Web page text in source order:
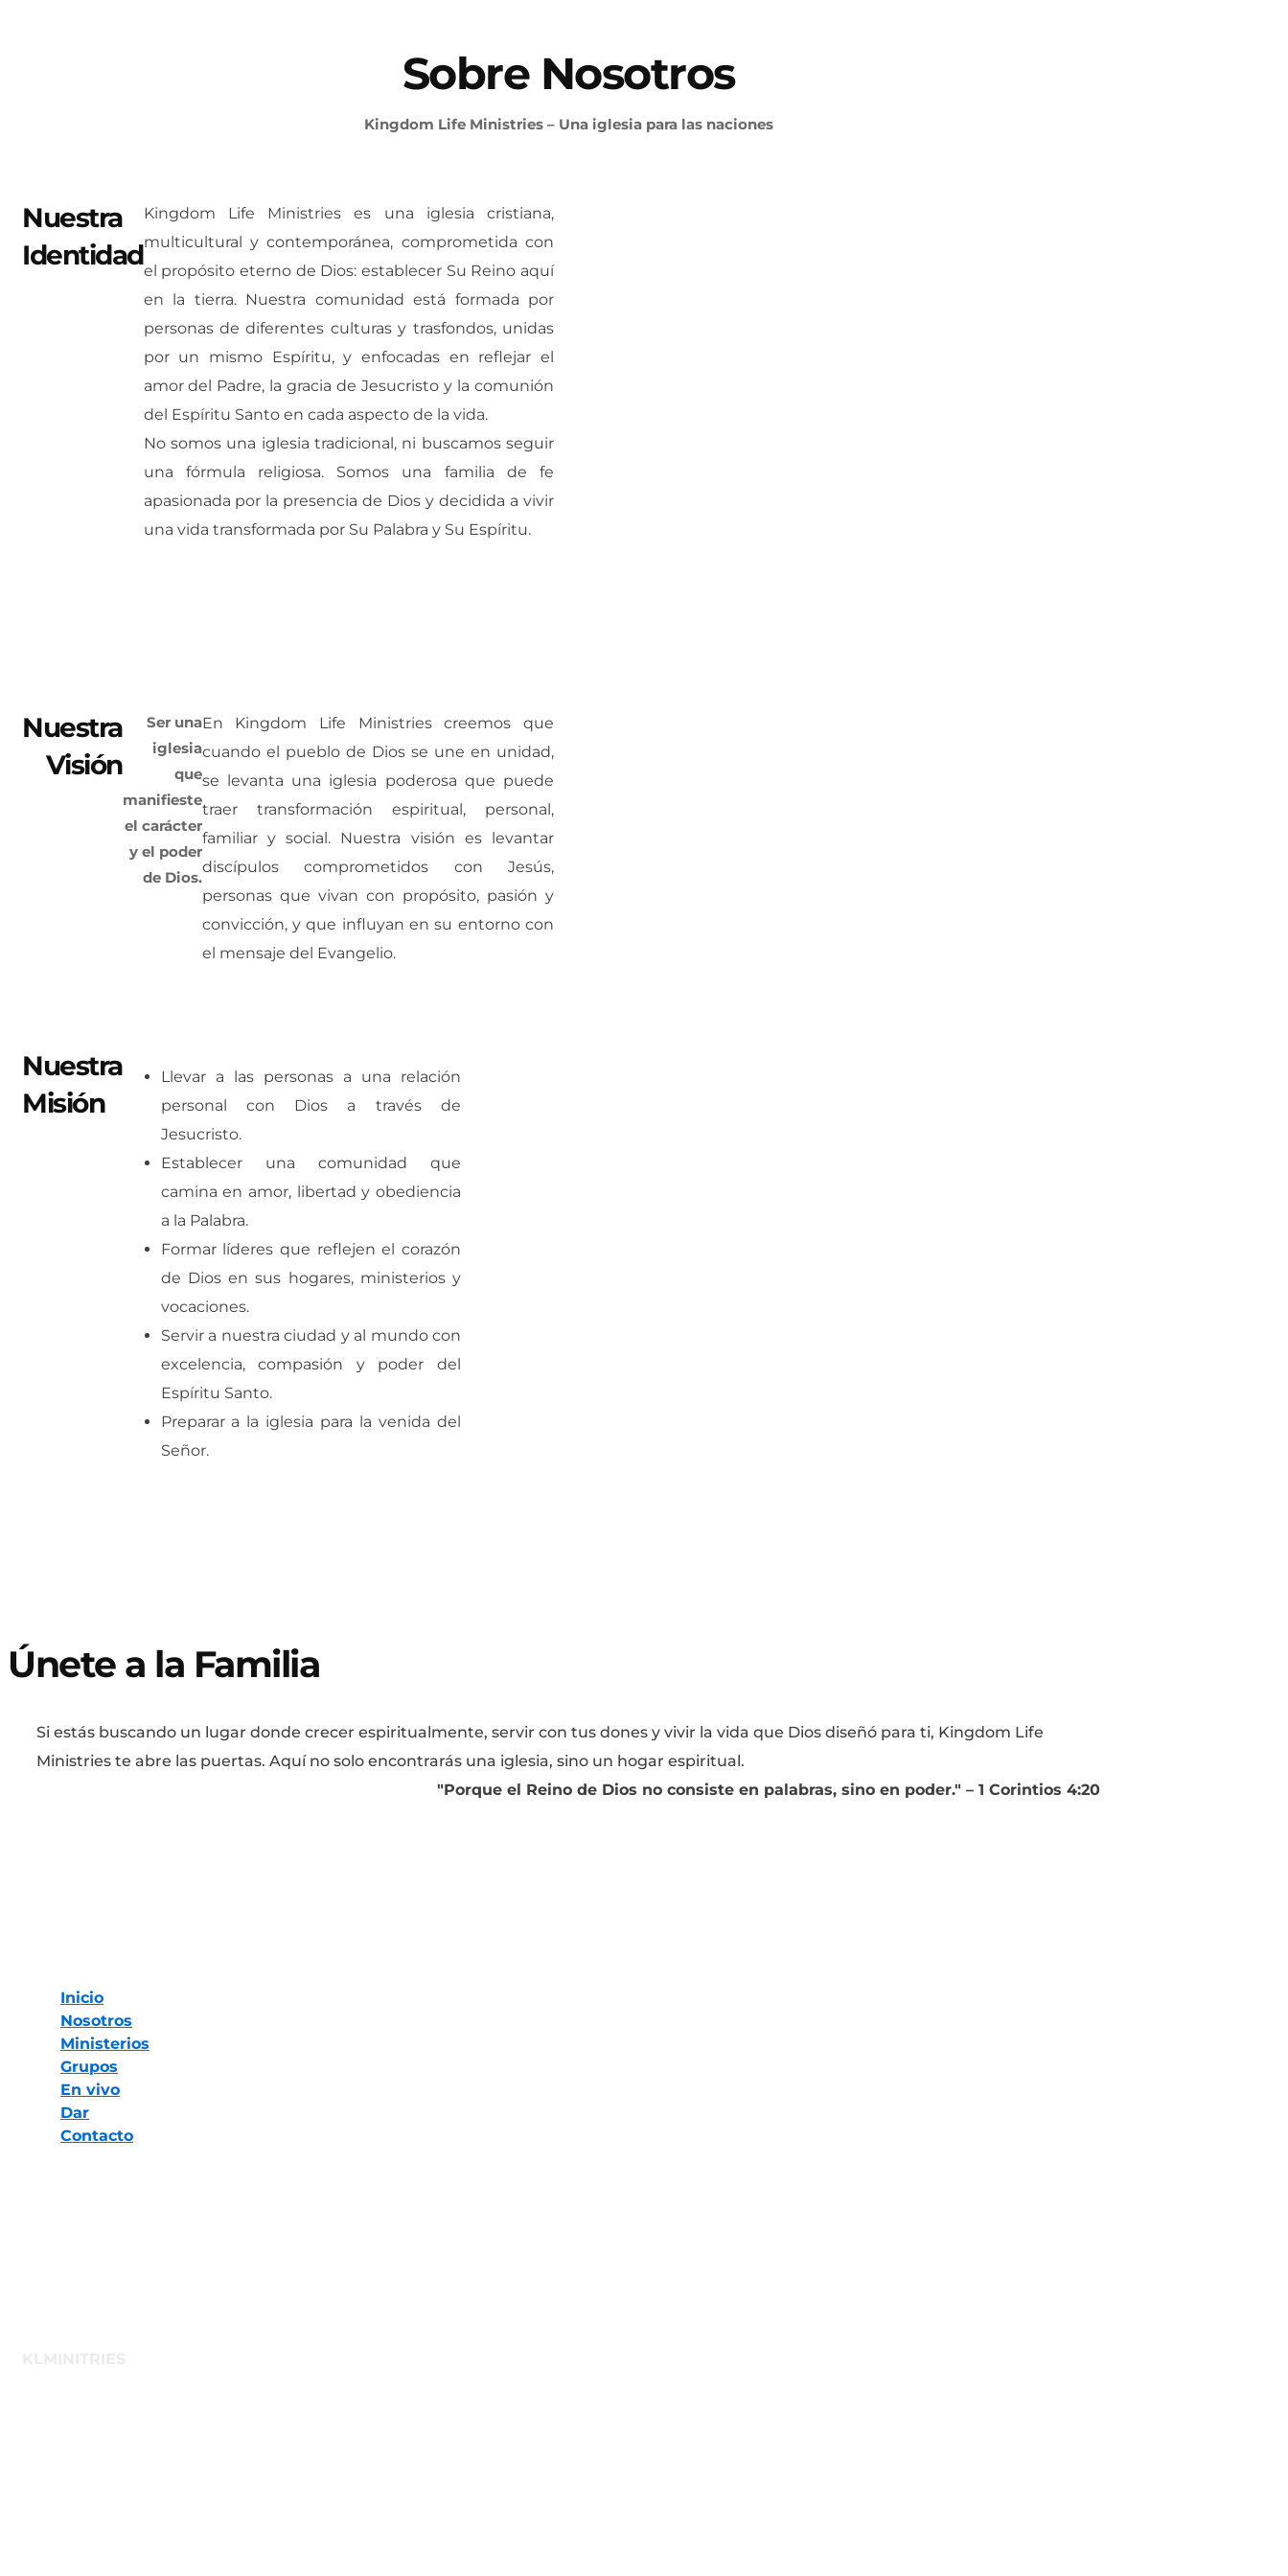
Sobre Nosotros
Kingdom Life Ministries – Una iglesia para las naciones
Nuestra
Identidad
Kingdom Life Ministries es una iglesia cristiana,
multicultural y contemporánea, comprometida con
el propósito eterno de Dios: establecer Su Reino aquí
en la tierra. Nuestra comunidad está formada por
personas de diferentes culturas y trasfondos, unidas
por un mismo Espíritu, y enfocadas en reflejar el
amor del Padre, la gracia de Jesucristo y la comunión
del Espíritu Santo en cada aspecto de la vida.
No somos una iglesia tradicional, ni buscamos seguir
una fórmula religiosa. Somos una familia de fe
apasionada por la presencia de Dios y decidida a vivir
una vida transformada por Su Palabra y Su Espíritu.
Nuestra
Visión
Ser una
iglesia
que
manifieste
el carácter
y el poder
de Dios.
En Kingdom Life Ministries creemos que
cuando el pueblo de Dios se une en unidad,
se levanta una iglesia poderosa que puede
traer transformación espiritual, personal,
familiar y social. Nuestra visión es levantar
discípulos comprometidos con Jesús,
personas que vivan con propósito, pasión y
convicción, y que influyan en su entorno con
el mensaje del Evangelio.
Nuestra
Misión
Llevar a las personas a una relación
personal con Dios a través de
Jesucristo.
Establecer una comunidad que
camina en amor, libertad y obediencia
a la Palabra.
Formar líderes que reflejen el corazón
de Dios en sus hogares, ministerios y
vocaciones.
Servir a nuestra ciudad y al mundo con
excelencia, compasión y poder del
Espíritu Santo.
Preparar a la iglesia para la venida del
Señor.
Únete a la Familia
Si estás buscando un lugar donde crecer espiritualmente, servir con tus dones y vivir la vida que Dios diseñó para ti, Kingdom Life
Ministries te abre las puertas. Aquí no solo encontrarás una iglesia, sino un hogar espiritual.
"Porque el Reino de Dios no consiste en palabras, sino en poder." – 1 Corintios 4:20
Inicio
Nosotros
Ministerios
Grupos
En vivo
Dar
Contacto